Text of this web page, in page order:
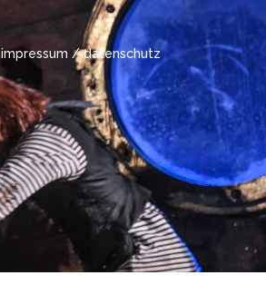
impressum / datenschutz